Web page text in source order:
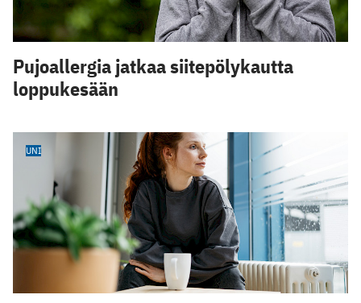
Pujoallergia jatkaa siitepölykautta
loppukesään
UNI